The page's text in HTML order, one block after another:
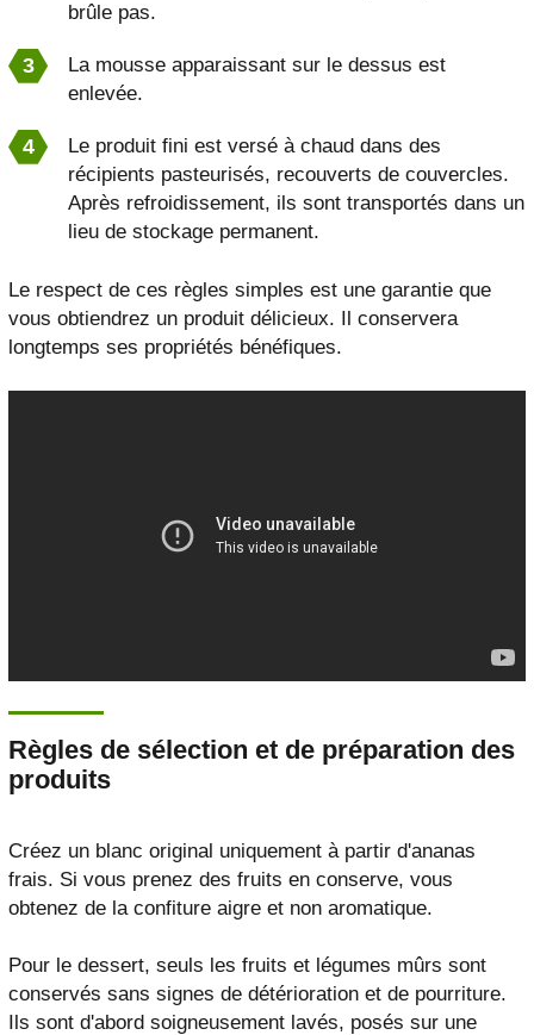
brûle pas.
La mousse apparaissant sur le dessus est
enlevée.
Le produit fini est versé à chaud dans des
récipients pasteurisés, recouverts de couvercles.
Après refroidissement, ils sont transportés dans un
lieu de stockage permanent.
Le respect de ces règles simples est une garantie que
vous obtiendrez un produit délicieux. Il conservera
longtemps ses propriétés bénéfiques.
Règles de sélection et de préparation des
produits
Créez un blanc original uniquement à partir d'ananas
frais. Si vous prenez des fruits en conserve, vous
obtenez de la confiture aigre et non aromatique.
Pour le dessert, seuls les fruits et légumes mûrs sont
conservés sans signes de détérioration et de pourriture.
Ils sont d'abord soigneusement lavés, posés sur une